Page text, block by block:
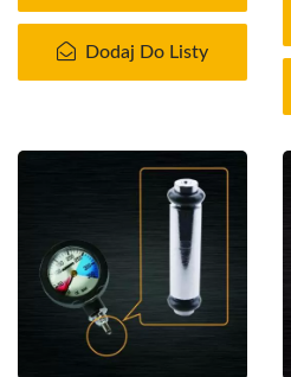
Dodaj Do Listy